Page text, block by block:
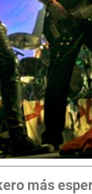
más